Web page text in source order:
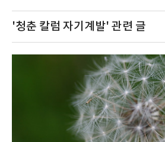
'청춘 칼럼 자기계발' 관련 글